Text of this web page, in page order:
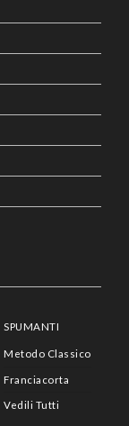
SPUMANTI
Metodo Classico
Franciacorta
Vedili Tutti